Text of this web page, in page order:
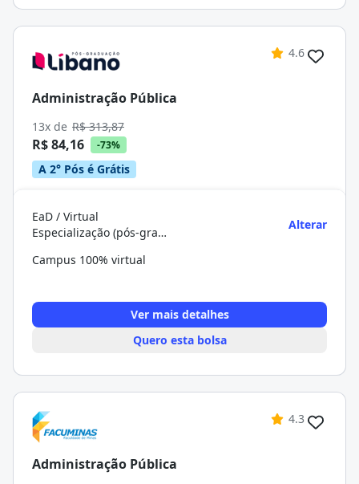
4.6
Administração Pública
13x de R$ 313,87
R$ 84,16 -73%
A 2° Pós é Grátis
EaD / Virtual
Especialização (pós-graduação)
Alterar
Campus 100% virtual
Ver mais detalhes
Quero esta bolsa
4.3
Administração Pública